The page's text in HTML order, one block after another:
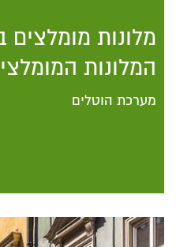
המלונות
מערכת הוטלים